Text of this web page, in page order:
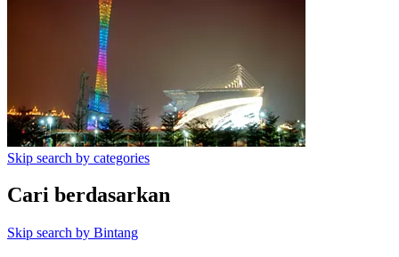
Skip search by categories
Cari berdasarkan
Skip search by Bintang